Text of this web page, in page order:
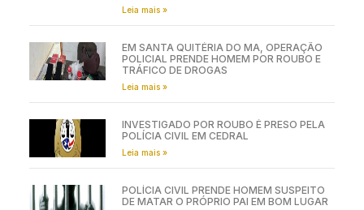
Leia mais »
EM SANTA QUITÉRIA DO MA, OPERAÇÃO
POLICIAL PRENDE HOMEM POR ROUBO E
TRÁFICO DE DROGAS
Leia mais »
INVESTIGADO POR ROUBO É PRESO PELA
POLÍCIA CIVIL EM CEDRAL
Leia mais »
POLÍCIA CIVIL PRENDE HOMEM SUSPEITO
DE MATAR O PRÓPRIO PAI EM BOM LUGAR